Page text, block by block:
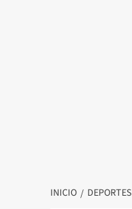
INICIO DEPORTES